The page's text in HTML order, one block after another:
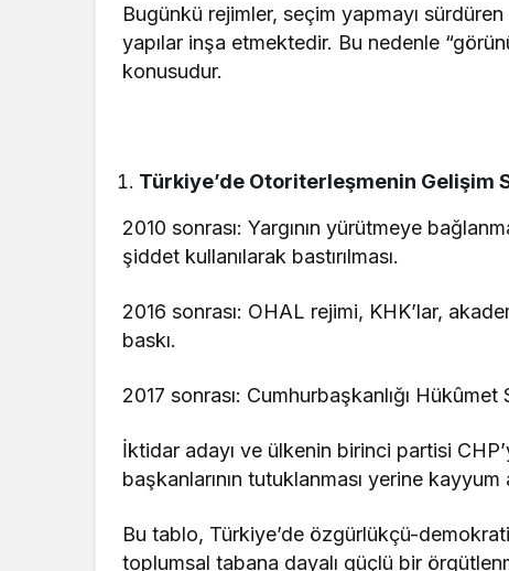
Bugünkü rejimler, seçim yapmayı
yapılar inşa etmektedir. Bu nedenle
konusudur.
Türkiye’de Otoriterleşmenin Gelişim
2010 sonrası: Yargının yürütmeye
şiddet kullanılarak bastırılması.
2016 sonrası: OHAL rejimi, KHK’lar,
baskı.
2017 sonrası: Cumhurbaşkanlığı
İktidar adayı ve ülkenin birinci partisi
başkanlarının tutuklanması yerine
Bu tablo, Türkiye’de özgürlükçü-
toplumsal tabana dayalı güçlü bir